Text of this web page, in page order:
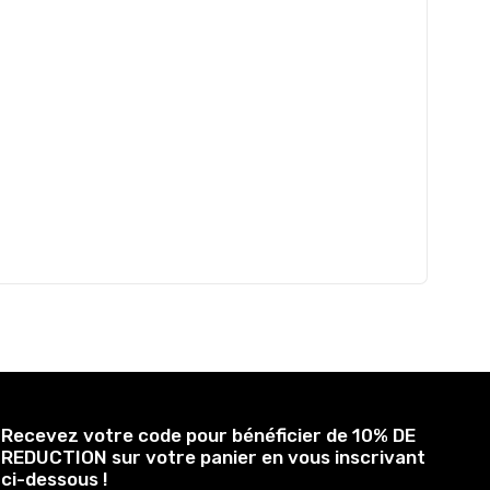
Recevez votre code pour bénéficier de 10% DE
REDUCTION sur votre panier en vous inscrivant
ci-dessous !